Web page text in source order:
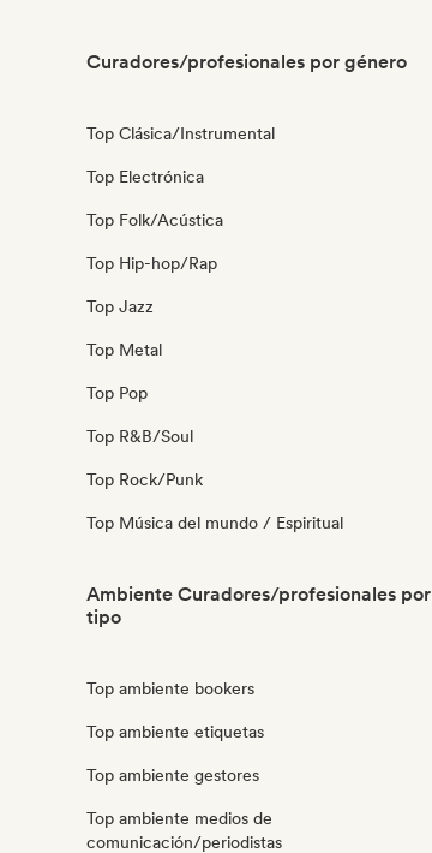
Curadores/profesionales por género
Top Clásica/Instrumental
Top Electrónica
Top Folk/Acústica
Top Hip-hop/Rap
Top Jazz
Top Metal
Top Pop
Top R&B/Soul
Top Rock/Punk
Top Música del mundo / Espiritual
Ambiente Curadores/profesionales por
tipo
Top ambiente bookers
Top ambiente etiquetas
Top ambiente gestores
Top ambiente medios de
comunicación/periodistas